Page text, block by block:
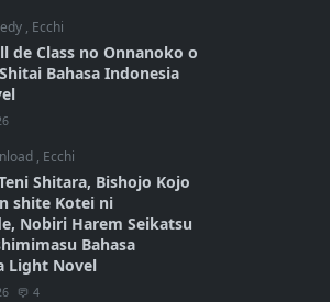
, Ecchi
de Class no Onnanoko o
Bahasa Indonesia
, Ecchi
Shitara, Bishojo Kojo
shite Kotei ni
Nobiri Harem Seikatsu
Bahasa
Light Novel
4